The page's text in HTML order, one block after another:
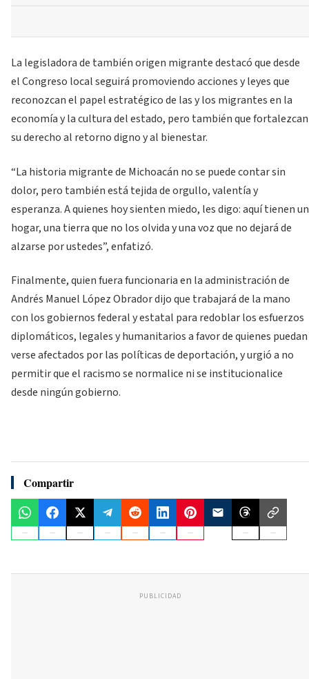
La legisladora de también origen migrante destacó que desde
el Congreso local seguirá promoviendo acciones y leyes que
reconozcan el papel estratégico de las y los migrantes en la
economía y la cultura del estado, pero también que fortalezcan
su derecho al retorno digno y al bienestar.
“La historia migrante de Michoacán no se puede contar sin
dolor, pero también está tejida de orgullo, valentía y
esperanza. A quienes hoy sienten miedo, les digo: aquí tienen un
hogar, una tierra que no los olvida y una voz que no dejará de
alzarse por ustedes”, enfatizó.
Finalmente, quien fuera funcionaria en la administración de
Andrés Manuel López Obrador dijo que trabajará de la mano
con los gobiernos federal y estatal para redoblar los esfuerzos
diplomáticos, legales y humanitarios a favor de quienes puedan
verse afectados por las políticas de deportación, y urgió a no
permitir que el racismo se normalice ni se institucionalice
desde ningún gobierno.
Compartir
PUBLICIDAD